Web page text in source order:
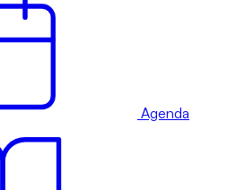
Agenda